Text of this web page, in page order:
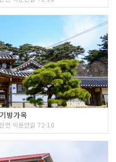
방가옥
면 이문안길 72-10